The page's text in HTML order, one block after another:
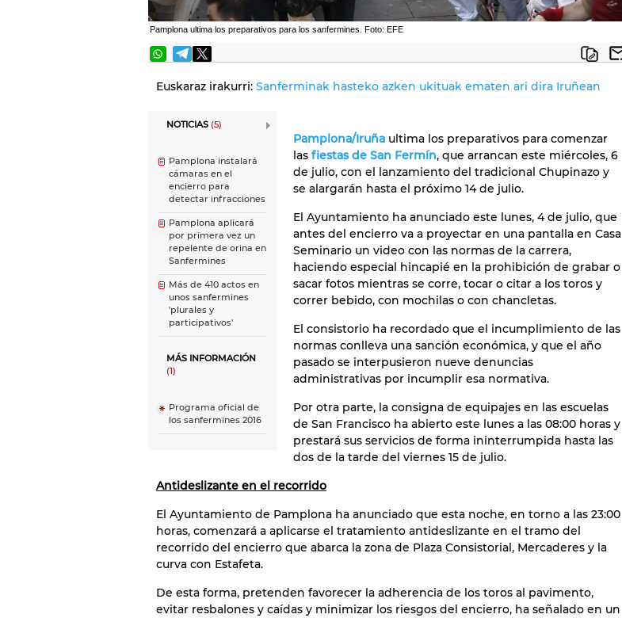
Pamplona ultima los preparativos para los sanfermines. Foto: EFE
Euskaraz irakurri: Sanferminak hasteko azken ukituak ematen ari dira Iruñean
NOTICIAS (5)
Pamplona instalará
cámaras en el
encierro para
detectar infracciones
Pamplona aplicará
por primera vez un
repelente de orina en
Sanfermines
Más de 410 actos en
unos sanfermines
'plurales y
participativos'
Música Sanferminera
para las vacas
'El Tuli' lanzará el
chupinazo de los
sanfermines 2016
MÁS INFORMACIÓN
(1)
Programa oficial de
los sanfermines 2016
Pamplona/Iruña ultima los preparativos para comenzar
las fiestas de San Fermín, que arrancan este miércoles, 6
de julio, con el lanzamiento del tradicional Chupinazo y
se alargarán hasta el próximo 14 de julio.
El Ayuntamiento ha anunciado este lunes, 4 de julio, que
antes del encierro va a proyectar en una pantalla en Casa
Seminario un video con las normas de la carrera,
haciendo especial hincapié en la prohibición de grabar o
sacar fotos mientras se corre, tocar o citar a los toros y
correr bebido, con mochilas o con chancletas.
El consistorio ha recordado que el incumplimiento de las
normas conlleva una sanción económica, y que el año
pasado se interpusieron nueve denuncias
administrativas por incumplir esa normativa.
Por otra parte, la consigna de equipajes en las escuelas
de San Francisco ha abierto este lunes a las 08:00 horas y
prestará sus servicios de forma ininterrumpida hasta las
dos de la tarde del viernes 15 de julio.
Antideslizante en el recorrido
El Ayuntamiento de Pamplona ha anunciado que esta noche, en torno a las 23:00
horas, comenzará a aplicarse el tratamiento antideslizante en el tramo del
recorrido del encierro que abarca la zona de Plaza Consistorial, Mercaderes y la
curva con Estafeta.
De esta forma, pretenden favorecer la adherencia de los toros al pavimento,
evitar resbalones y caídas y minimizar los riesgos del encierro, ha señalado en un